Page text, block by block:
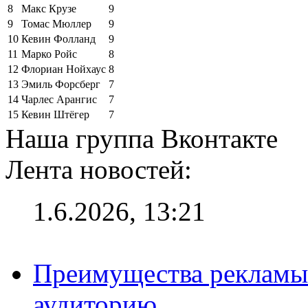
8
Макс Крузе
9
9
Томас Мюллер
9
10 Кевин Фолланд
9
11 Марко Ройс
8
12 Флориан Нойхаус 8
13 Эмиль Форсберг
7
14 Чарлес Арангис
7
15 Кевин Штёгер 7
Наша группа Вконтакте
Лента новостей:
1.6.2026, 13:21
Преимущества